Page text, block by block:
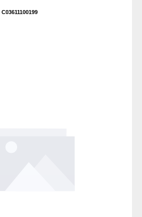
C03611100199